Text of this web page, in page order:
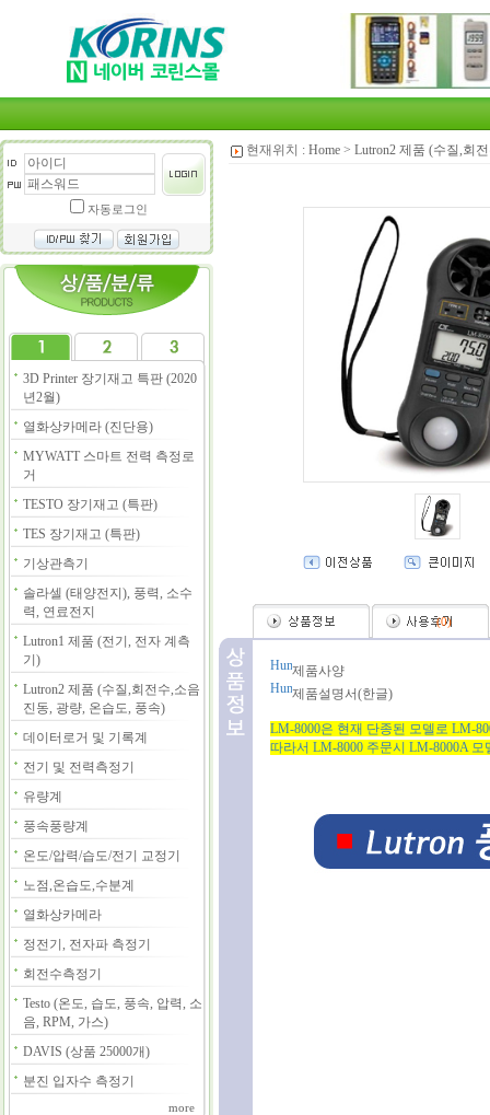
자동로그인
3D Printer 장기재고 특판 (2020
년2월)
열화상카메라 (진단용)
MYWATT 스마트 전력 측정로
거
TESTO 장기재고 (특판)
TES 장기재고 (특판)
기상관측기
솔라셀 (태양전지), 풍력, 소수
력, 연료전지
Lutron1 제품 (전기, 전자 계측
기)
Lutron2 제품 (수질,회전수,소음
진동, 광량, 온습도, 풍속)
데이터로거 및 기록계
전기 및 전력측정기
유량계
풍속풍량계
온도/압력/습도/전기 교정기
노점,온습도,수분계
열화상카메라
정전기, 전자파 측정기
회전수측정기
Testo (온도, 습도, 풍속, 압력, 소
음, RPM, 가스)
DAVIS (상품 25000개)
분진 입자수 측정기
more
현재위치 : Home > Lutron2 제품 (수질,회
(0)
제품사양
제품설명서(한글)
LM-8000은 현재 단종된 모델로 LM-
따라서 LM-8000 주문시 LM-8000A 모